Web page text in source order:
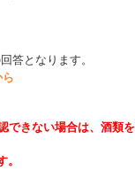
答となります。
できない場合は、酒類